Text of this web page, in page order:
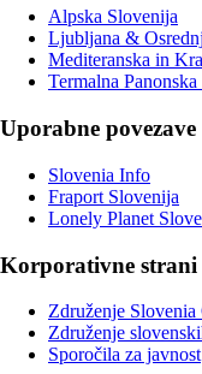
Alpska Slovenija
Ljubljana &
Mediteranska in
Termalna
Uporabne povezave
Slovenia Info
Fraport Slovenija
Lonely Planet
Korporativne
Združenje Slovenia
Združenje
Sporočila za javnost